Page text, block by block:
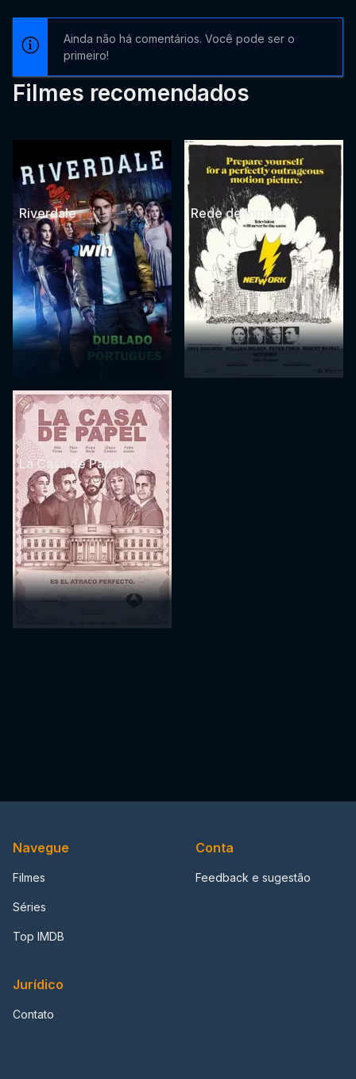
Ainda não há comentários. Você pode ser o
primeiro!
Filmes recomendados
Riverdale Rede de Intrigas
La Casa de Papel
Navegue
Filmes
Séries
Top IMDB
Conta
Feedback e sugestão
Jurídico
Contato